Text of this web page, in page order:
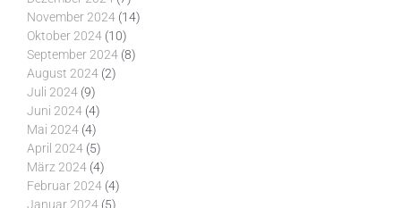
November 2024 (14)
Oktober 2024 (10)
September 2024 (8)
August 2024 (2)
Juli 2024 (9)
Juni 2024 (4)
Mai 2024 (4)
April 2024 (5)
März 2024 (4)
Februar 2024 (4)